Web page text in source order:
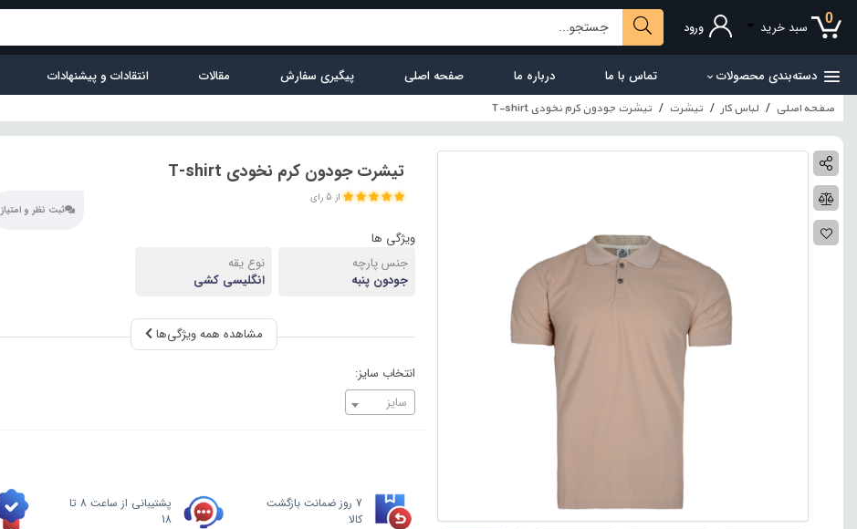
0 سبد خرید ورود
دسته‌بندی محصولات تماس با ما درباره ما صفحه اصلی پیگیری سفارش مقالات انتقادات و پیشنهادات
صفحه اصلی لباس کار تیشرت تیشرت جودون کرم نخودی T-shirt
تیشرت جودون کرم نخودی T-shirt
از 5 رای
ثبت نظر و امتیاز
ویژگی ها
جنس پارچه
جودون پنبه
نوع یقه
انگلیسی کشی
مشاهده همه ویژگی‌ها
انتخاب سایز:
سایز
7 روز ضمانت بازگشت
کالا
پشتیبانی از ساعت 8 تا
18